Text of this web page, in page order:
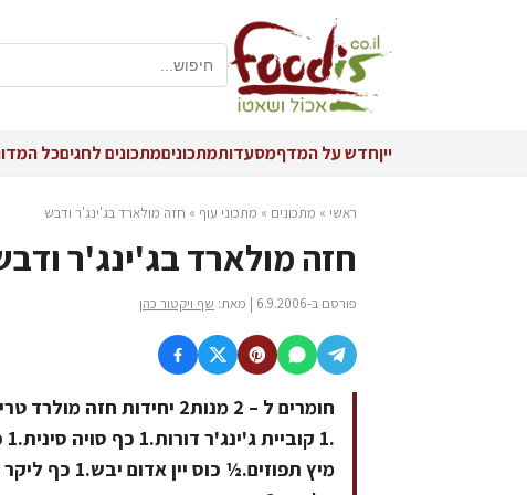
ייןחדש על המדףמסעדותמתכוניםמתכונים לחגיםכל
ראשי » מתכונים » מתכוני עוף » חזה מולארד בג'ינג'ר ודבש
חזה מולארד בג'ינג'ר
פורסם ב-6.9.2006 | מאת: שף ויקטור כהן